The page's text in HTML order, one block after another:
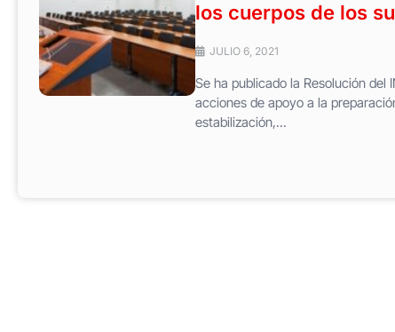
los cuerpos de los
JULIO 6, 2021
Se ha publicado la Resolución del
acciones de apoyo a la
estabilización,...